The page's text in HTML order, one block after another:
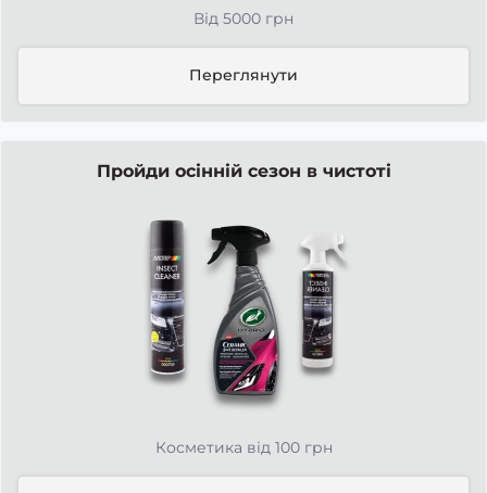
Від 5000 грн
Переглянути
Пройди осінній сезон в чистоті
Косметика від 100 грн